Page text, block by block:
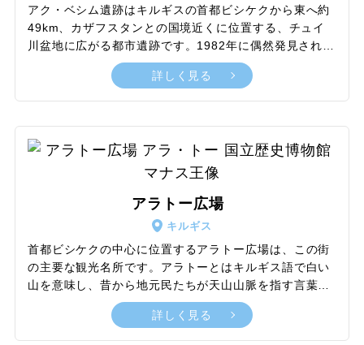
在することを伝えています。
アク・ベシム遺跡はキルギスの首都ビシケクから東へ約
49km、カザフスタンとの国境近くに位置する、チュイ
川盆地に広がる都市遺跡です。1982年に偶然発見された
杜懐宝碑という碑文により、このアク・ベシム遺跡がか
つてスヤブと呼ばれていた場所であることが確認されま
した。スヤブは、イランから移住したソグド人によって
民も多く住んでおり、ゾロアスター教・仏教・キリスト
教などさまざまな宗教が共存して、豊かな文化が育まれ
壁はほとんど残っていませんが、その歴史的価値と、当
時の多様な文化を伝える重要な場所となっています。
詳しく見る
アラトー広場
キルギス
首都ビシケクの中心に位置するアラトー広場は、この街
の主要な観光名所です。アラトーとはキルギス語で白い
山を意味し、昔から地元民たちが天山山脈を指す言葉で
す。広場からは、雪に覆われた天山山脈が見え、富士山
よりも高い4,000m以上の山々の壮大な景色を楽しめま
す。広場には、キルギスの英雄と呼ばれるマナスの像が
詳しく見る